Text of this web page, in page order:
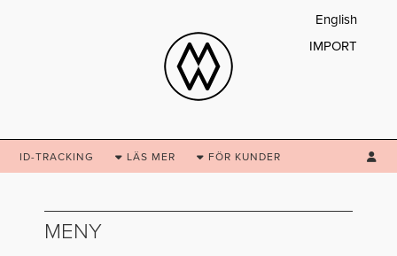
ID-TRACKING LÄS MER FÖR KUNDER
English
IMPORT
MENY